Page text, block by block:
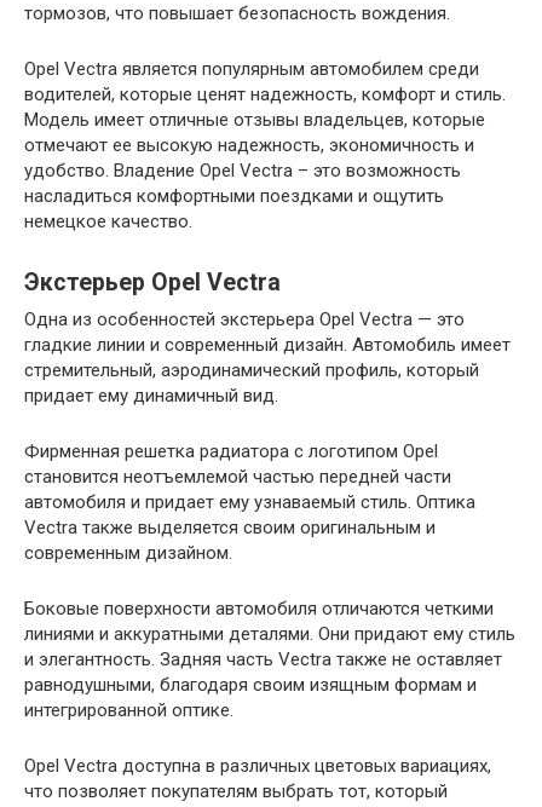
тормозов, что повышает безопасность вождения.
Opel Vectra является популярным автомобилем среди
водителей, которые ценят надежность, комфорт и стиль.
Модель имеет отличные отзывы владельцев, которые
отмечают ее высокую надежность, экономичность и
удобство. Владение Opel Vectra – это возможность
насладиться комфортными поездками и ощутить
немецкое качество.
Экстерьер Opel Vectra
Одна из особенностей экстерьера Opel Vectra — это
гладкие линии и современный дизайн. Автомобиль имеет
стремительный, аэродинамический профиль, который
придает ему динамичный вид.
Фирменная решетка радиатора с логотипом Opel
становится неотъемлемой частью передней части
автомобиля и придает ему узнаваемый стиль. Оптика
Vectra также выделяется своим оригинальным и
современным дизайном.
Боковые поверхности автомобиля отличаются четкими
линиями и аккуратными деталями. Они придают ему стиль
и элегантность. Задняя часть Vectra также не оставляет
равнодушными, благодаря своим изящным формам и
интегрированной оптике.
Opel Vectra доступна в различных цветовых вариациях,
что позволяет покупателям выбрать тот, который